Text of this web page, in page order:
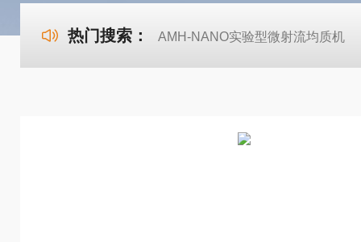
热门搜索： AMH-NANO实验型微射流均质机